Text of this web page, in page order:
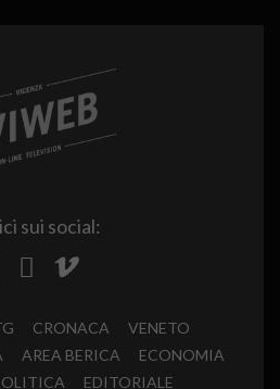
sui social:
CRONACA
VENETO
AREA BERICA
ECONOMIA
EDITORIALE